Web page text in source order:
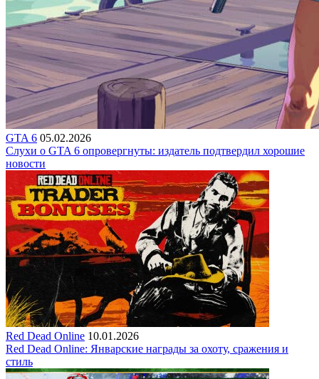
GTA 6 05.02.2026
Слухи о GTA 6 опровергнуты: издатель подтвердил хорошие
новости
Red Dead Online 10.01.2026
Red Dead Online: Январские награды за охоту, сражения и
стиль